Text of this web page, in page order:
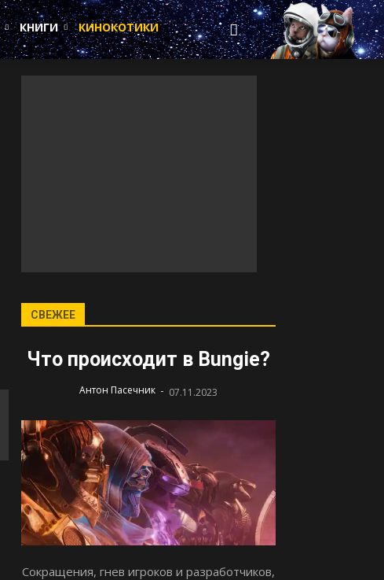
КНИГИ КИНОКОТИКИ
СВЕЖЕЕ
Что происходит в Bungie?
Антон Пасечник - 07.11.2023
Сокращения, гнев игроков и разработчиков,